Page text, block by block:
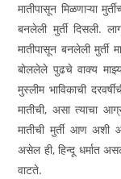
मातीपासून मिळणाऱ्या
बनलेली मुर्ती दिसली.
मातीपासून बनलेली मुर्ती
बोललेले पुढचे वाक्य
मुस्लीम भाविकाची
मातीची, असा त्याचा
मातीची मुर्ती आण अशी
असेल ही, हिन्दू धर्मात